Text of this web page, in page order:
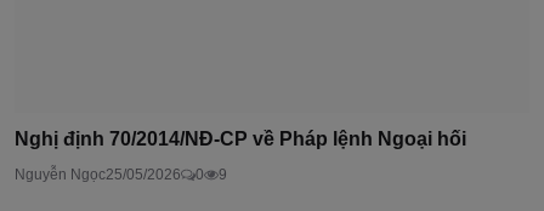
Nghị định 70/2014/NĐ-CP về Pháp lệnh Ngoại hối
Nguyễn Ngọc25/05/2026 0 9